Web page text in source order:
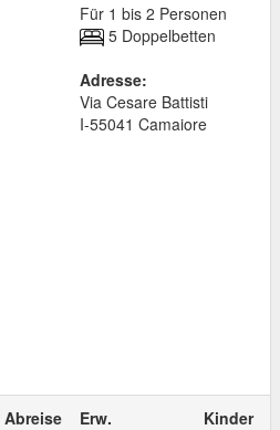
Für 1 bis 2 Personen
5 Doppelbetten
Adresse:
Via Cesare Battisti
I-55041 Camaiore
Abreise Erw. Kinder